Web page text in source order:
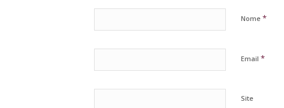
Nome *
Email *
Site